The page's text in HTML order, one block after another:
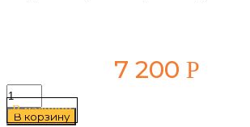
7 200 Р
В наличии
Количество
товара
Ikon
В корзину